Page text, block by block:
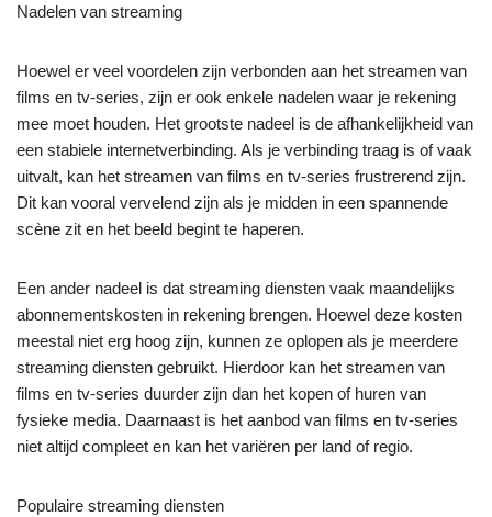
Nadelen van streaming
Hoewel er veel voordelen zijn verbonden aan het streamen van
films en tv-series, zijn er ook enkele nadelen waar je rekening
mee moet houden. Het grootste nadeel is de afhankelijkheid van
een stabiele internetverbinding. Als je verbinding traag is of vaak
uitvalt, kan het streamen van films en tv-series frustrerend zijn.
Dit kan vooral vervelend zijn als je midden in een spannende
scène zit en het beeld begint te haperen.
Een ander nadeel is dat streaming diensten vaak maandelijks
abonnementskosten in rekening brengen. Hoewel deze kosten
meestal niet erg hoog zijn, kunnen ze oplopen als je meerdere
streaming diensten gebruikt. Hierdoor kan het streamen van
films en tv-series duurder zijn dan het kopen of huren van
fysieke media. Daarnaast is het aanbod van films en tv-series
niet altijd compleet en kan het variëren per land of regio.
Populaire streaming diensten